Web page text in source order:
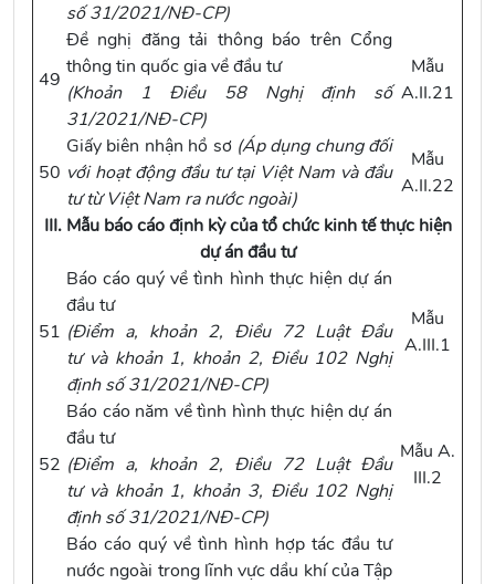
số 31/2021/NĐ-CP)
49
Đề nghị đăng tải thông báo trên Cổng
thông tin quốc gia về đầu tư
(Khoản 1 Điều 58 Nghị định số
31/2021/NĐ-CP)
Mẫu
A.II.21
50
Giấy biên nhận hồ sơ (Áp dụng chung đối
với hoạt động đầu tư tại Việt Nam và đầu
tư từ Việt Nam ra nước ngoài)
Mẫu
A.II.22
III. Mẫu báo cáo định kỳ của tổ chức kinh tế thực hiện
dự án đầu tư
51
Báo cáo quý về tình hình thực hiện dự án
đầu tư
(Điểm a, khoản 2, Điều 72 Luật Đầu
tưvà khoản 1, khoản 2, Điều 102 Nghị
định số 31/2021/NĐ-CP)
Mẫu
A.III.1
52
Báo cáo năm về tình hình thực hiện dự án
đầu tư
(Điểm a, khoản 2, Điều 72 Luật Đầu
tưvà khoản 1, khoản 3, Điều 102 Nghị
định số 31/2021/NĐ-CP)
Mẫu A.
III.2
Báo cáo quý về tình hình hợp tác đầu tư
nước ngoài trong lĩnh vực dầu khí của Tập